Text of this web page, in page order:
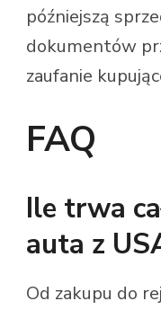
późniejszą
dokumentów
zaufanie
FAQ
Ile trwa
auta z
Od zakupu do